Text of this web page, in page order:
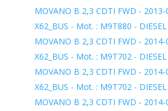
MOVANO B 2,3 CDTI FWD - 2013-
X62_BUS - Mot. : M9T880 -
MOVANO B 2,3 CDTI FWD - 2014-
X62_BUS - Mot. : M9T702 -
MOVANO B 2,3 CDTI FWD - 2014-
X62_BUS - Mot. : M9T702 -
MOVANO B 2,3 CDTI FWD - 2014-